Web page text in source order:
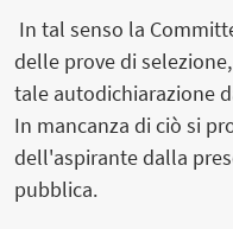
In tal senso la
delle prove di
tale autodichiarazione
In mancanza di ciò si
dell'aspirante dalla
pubblica.